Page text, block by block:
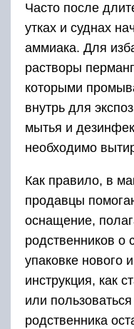
Часто после
утках и суднах
аммиака. Для
растворы
которыми
внутрь для
мытья и
необходимо
Как правило, в
продавцы
оснащение,
родственников о
упаковке нового
инструкция, как
или
родственника